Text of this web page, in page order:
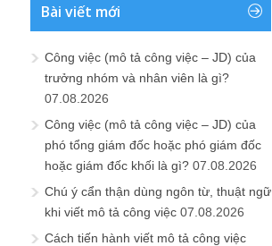
Bài viết mới
Công việc (mô tả công việc – JD) của
trưởng nhóm và nhân viên là gì?
07.08.2026
Công việc (mô tả công việc – JD) của
phó tổng giám đốc hoặc phó giám đốc
hoặc giám đốc khối là gì? 07.08.2026
Chú ý cẩn thận dùng ngôn từ, thuật ngữ
khi viết mô tả công việc 07.08.2026
Cách tiến hành viết mô tả công việc